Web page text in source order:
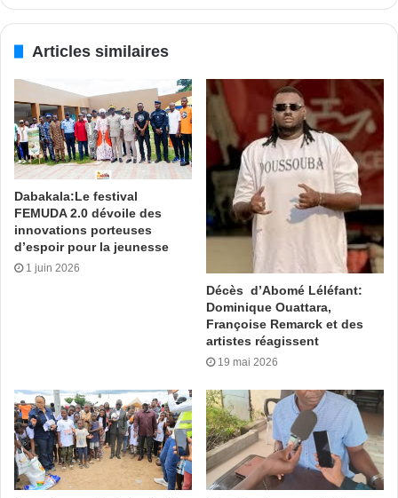
caravane de Miss-Côte d’Ivoire pour la 7è étape.
Le thème de la compétition est ‘’Quelle contribution de la
jeunesse dans le processus de réconciliation nationale’’.
Mamadou Ouattara avec Sercom
Tags Côte d’Ivoire Dion Chaïda Man Présélection Miss
Articles similaires
Dabakala:Le festival
FEMUDA 2.0 dévoile des
innovations porteuses
d’espoir pour la jeunesse
1 juin 2026
Décès d’Abomé Léléfant:
Dominique Ouattara,
Françoise Remarck et des
artistes réagissent
19 mai 2026